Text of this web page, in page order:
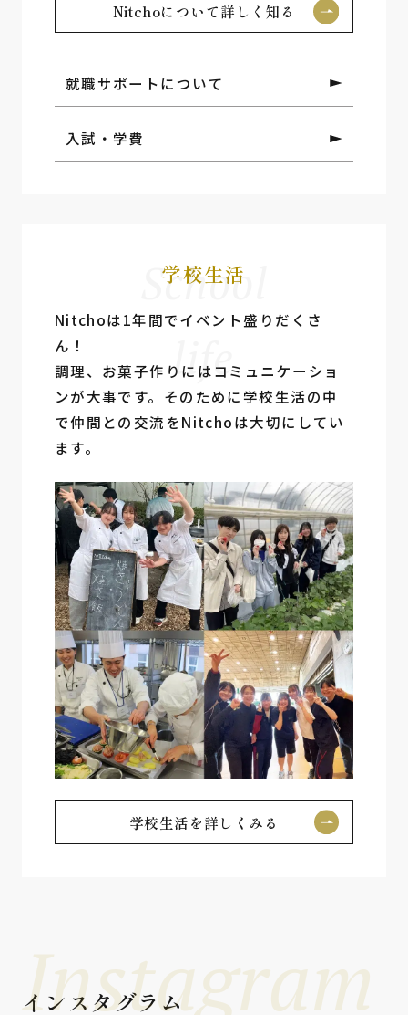
Nitchoについて詳しく知る
就職サポートについて
入試・学費
学校生活
School
life
Nitchoは1年間でイベント盛りだくさ
ん！
調理、お菓⼦作りにはコミュニケーショ
ンが⼤事です。そのために学校⽣活の中
で仲間との交流をNitchoは⼤切にしてい
ます。
学校生活を詳しくみる
インスタグラム
Instagram